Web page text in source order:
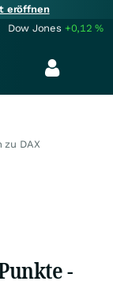
eröffnen
Dow Jones +0,12%
zu DAX
-